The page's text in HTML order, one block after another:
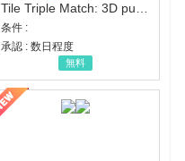
Tile Triple Match: 3D puzzle
条件 :
承認 : 数日程度
無料